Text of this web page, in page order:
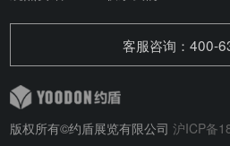
客服咨询：400-
版权所有©约盾展览有限公司 沪ICP备